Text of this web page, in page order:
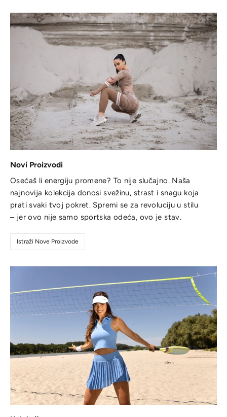
Novi Proizvodi
Osećaš li energiju promene? To nije slučajno. Naša
najnovija kolekcija donosi svežinu, strast i snagu koja
prati svaki tvoj pokret. Spremi se za revoluciju u stilu
– jer ovo nije samo sportska odeća, ovo je stav.
Istraži Nove Proizvode